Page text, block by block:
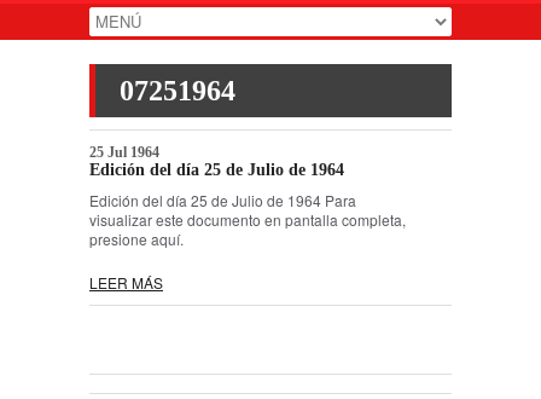
07251964
25 Jul 1964
Edición del día 25 de Julio de 1964
Edición del día 25 de Julio de 1964 Para
visualizar este documento en pantalla completa,
presione aquí.
LEER MÁS